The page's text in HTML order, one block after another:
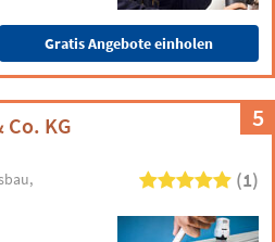
Gratis Angebote einholen
5
KG
(1)